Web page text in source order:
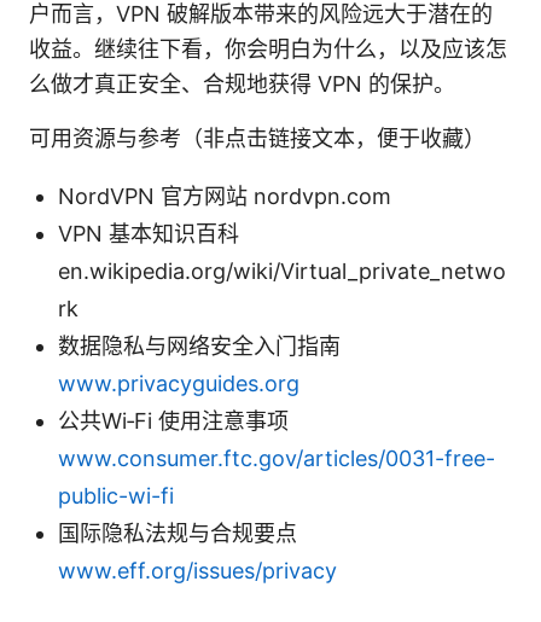
户而言，VPN 破解版本带来的风险远大于潜在的
收益。继续往下看，你会明白为什么，以及应该怎
么做才真正安全、合规地获得 VPN 的保护。
可用资源与参考（非点击链接文本，便于收藏）
NordVPN 官方网站 nordvpn.com
VPN 基本知识百科
en.wikipedia.org/wiki/Virtual_private_netwo
rk
数据隐私与网络安全入门指南
www.privacyguides.org
公共Wi‑Fi 使用注意事项
www.consumer.ftc.gov/articles/0031-free-
public-wi-fi
国际隐私法规与合规要点
www.eff.org/issues/privacy